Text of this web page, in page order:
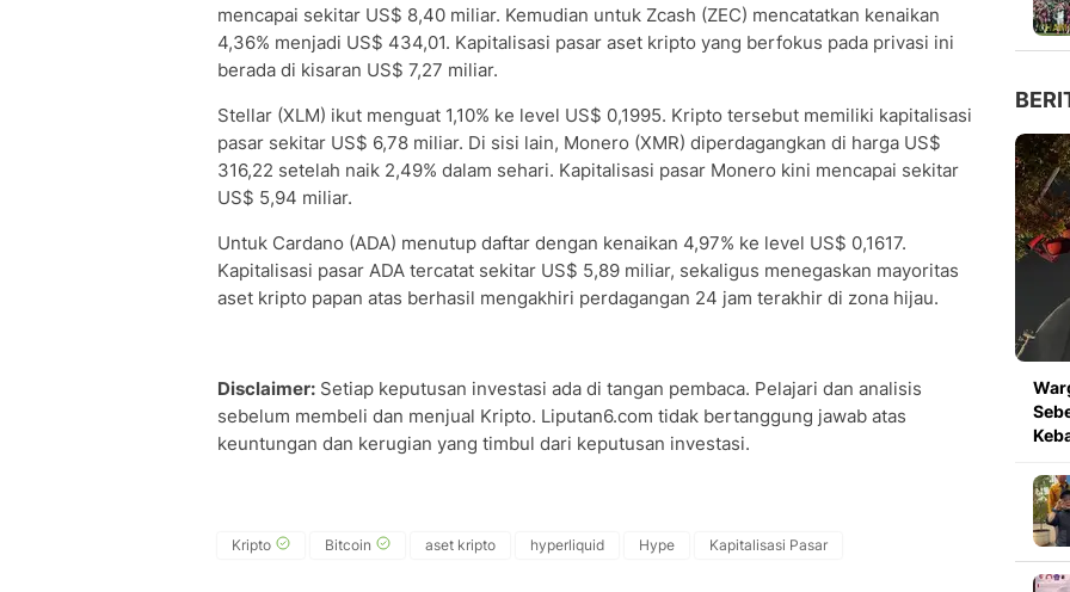
mencapai sekitar US$ 8,40 miliar. Kemudian untuk Zcash (ZEC) mencatatkan kenaikan
4,36% menjadi US$ 434,01. Kapitalisasi pasar aset kripto yang berfokus pada privasi ini
berada di kisaran US$ 7,27 miliar.
Stellar (XLM) ikut menguat 1,10% ke level US$ 0,1995. Kripto tersebut memiliki kapitalisasi
pasar sekitar US$ 6,78 miliar. Di sisi lain, Monero (XMR) diperdagangkan di harga US$
316,22 setelah naik 2,49% dalam sehari. Kapitalisasi pasar Monero kini mencapai sekitar
US$ 5,94 miliar.
Untuk Cardano (ADA) menutup daftar dengan kenaikan 4,97% ke level US$ 0,1617.
Kapitalisasi pasar ADA tercatat sekitar US$ 5,89 miliar, sekaligus menegaskan mayoritas
aset kripto papan atas berhasil mengakhiri perdagangan 24 jam terakhir di zona hijau.
Disclaimer: Setiap keputusan investasi ada di tangan pembaca. Pelajari dan analisis
sebelum membeli dan menjual Kripto. Liputan6.com tidak bertanggung jawab atas
keuntungan dan kerugian yang timbul dari keputusan investasi.
Kripto Bitcoin aset kripto hyperliquid Hype Kapitalisasi Pasar